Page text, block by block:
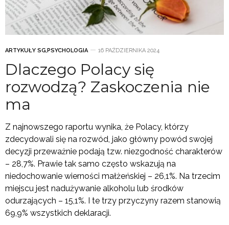
ARTYKUŁY SG,PSYCHOLOGIA 16 PAŹDZIERNIKA 2024
Dlaczego Polacy się
rozwodzą? Zaskoczenia nie
ma
Z najnowszego raportu wynika, że Polacy, którzy
zdecydowali się na rozwód, jako główny powód swojej
decyzji przeważnie podają tzw. niezgodność charakterów
– 28,7%. Prawie tak samo często wskazują na
niedochowanie wierności małżeńskiej – 26,1%. Na trzecim
miejscu jest nadużywanie alkoholu lub środków
odurzających – 15,1%. I te trzy przyczyny razem stanowią
69,9% wszystkich deklaracji.